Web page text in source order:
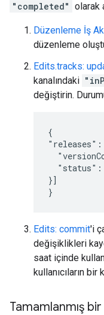
"completed" olarak
Düzenleme İş
düzenleme
Edits.tracks:
kanalındaki
değiştirin.
{
}]
}
Edits: commit'i
değişiklikleri
saat içinde
kullanıcıların bir
Tamamlanmış